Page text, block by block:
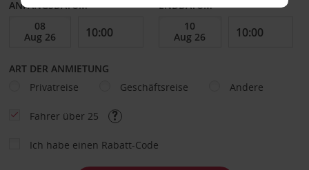
ANFANGSDATUM ENDDATUM
ART DER ANMIETUNG
Privatreise
Geschäftsreise Andere
Fahrer über 25
Ich habe einen Rabatt-Code